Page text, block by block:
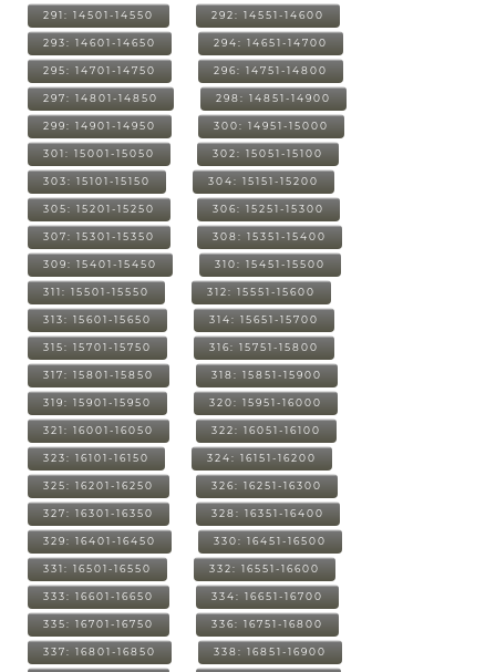
291: 14501-14550 292: 14551-14600
293: 14601-14650 294: 14651-14700
295: 14701-14750 296: 14751-14800
297: 14801-14850 298: 14851-14900
299: 14901-14950 300: 14951-15000
301: 15001-15050 302: 15051-15100
303: 15101-15150 304: 15151-15200
305: 15201-15250 306: 15251-15300
307: 15301-15350 308: 15351-15400
309: 15401-15450 310: 15451-15500
311: 15501-15550 312: 15551-15600
313: 15601-15650 314: 15651-15700
315: 15701-15750 316: 15751-15800
317: 15801-15850 318: 15851-15900
319: 15901-15950 320: 15951-16000
321: 16001-16050 322: 16051-16100
323: 16101-16150 324: 16151-16200
325: 16201-16250 326: 16251-16300
327: 16301-16350 328: 16351-16400
329: 16401-16450 330: 16451-16500
331: 16501-16550 332: 16551-16600
333: 16601-16650 334: 16651-16700
335: 16701-16750 336: 16751-16800
337: 16801-16850 338: 16851-16900